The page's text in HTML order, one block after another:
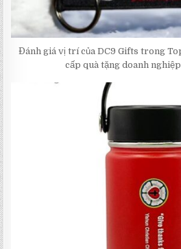
Đánh giá vị trí của DC9 Gifts trong
cấp quà tặng doanh